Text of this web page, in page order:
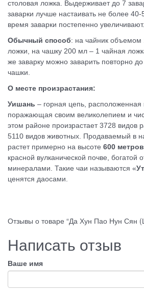
столовая ложка. Выдерживает до 7
заварки лучше настаивать не более
время заварки постепенно увеличивают.
Обычный способ: на чайник объемом
ложки, на чашку 200 мл – 1 чайная
же заварку можно заварить повторно
чашки.
О месте произрастания:
Уишань – горная цепь, расположенная
поражающая своим великолепием и
этом районе произрастает 3728 видов
5110 видов животных. Продаваемый в
растет примерно на высоте 600
красной вулканической почве, богатой
минералами. Такие чаи называются «
ценятся даосами.
Отзывы о товаре “Да Хун Пао Нун Сян
Написать отзыв
Ваше имя